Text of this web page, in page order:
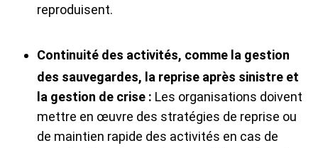
reproduisent.
Continuité des activités, comme la gestion
des sauvegardes, la reprise après sinistre et
la gestion de crise : Les organisations doivent
mettre en œuvre des stratégies de reprise ou
de maintien rapide des activités en cas de